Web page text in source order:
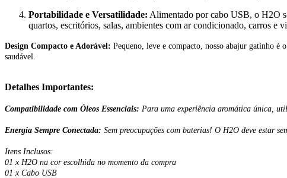
Portabilidade e Versatilidade: Alimentado por cabo USB, o H2O
quartos, escritórios, salas, ambientes com ar condicionado, carros e
Design Compacto e Adorável: Pequeno, leve e compacto, nosso abajur gatinho é
saudável.
Detalhes Importantes:
Compatibilidade com Óleos Essenciais: Para uma experiência aromática única,
Energia Sempre Conectada: Sem preocupações com baterias! O H2O deve estar
Itens Inclusos:
01 x H2O na cor escolhida no momento da compra
01 x Cabo USB